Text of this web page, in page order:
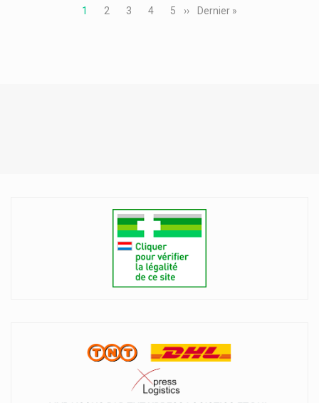
Page
1 Page
2 Page
3 Page
4 Page
5
Page
››
Dernière
Dernier »